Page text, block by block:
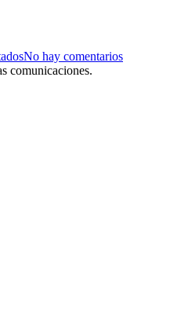
No hay comentarios
comunicaciones.